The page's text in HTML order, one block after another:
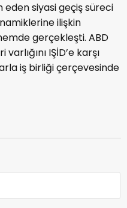
eden siyasi geçiş süreci
ilişkin
gerçekleşti. ABD
IŞİD’e karşı
iş birliği çerçevesinde